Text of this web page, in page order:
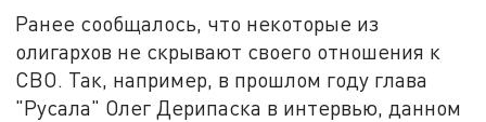
Ранее сообщалось, что некоторые из
олигархов не скрывают своего отношения к
СВО. Так, например, в прошлом году глава
"Русала" Олег Дерипаска в интервью, данном